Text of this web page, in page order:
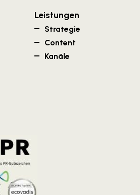
Leistungen
Strategie
Content
Kanäle